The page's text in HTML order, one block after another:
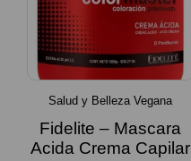
Salud y Belleza Vegana
Fidelite – Mascara
Acida Crema Capilar